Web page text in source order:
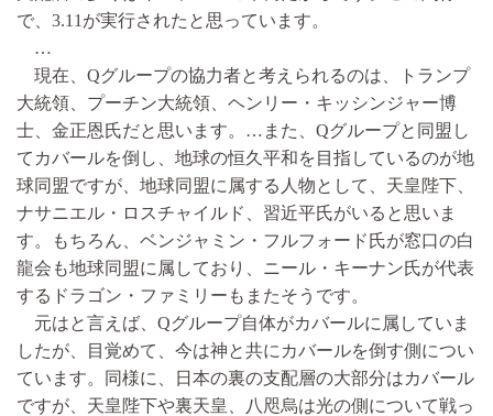
で、3.11が実行されたと思っています。
…
現在、Qグループの協力者と考えられるのは、トランプ
大統領、プーチン大統領、ヘンリー・キッシンジャー博
士、金正恩氏だと思います。…また、Qグループと同盟し
てカバールを倒し、地球の恒久平和を目指しているのが地
球同盟ですが、地球同盟に属する人物として、天皇陛下、
ナサニエル・ロスチャイルド、習近平氏がいると思いま
す。もちろん、ベンジャミン・フルフォード氏が窓口の白
龍会も地球同盟に属しており、ニール・キーナン氏が代表
するドラゴン・ファミリーもまたそうです。
元はと言えば、Qグループ自体がカバールに属していま
したが、目覚めて、今は神と共にカバールを倒す側につい
ています。同様に、日本の裏の支配層の大部分はカバール
ですが、天皇陛下や裏天皇、八咫烏は光の側について戦っ